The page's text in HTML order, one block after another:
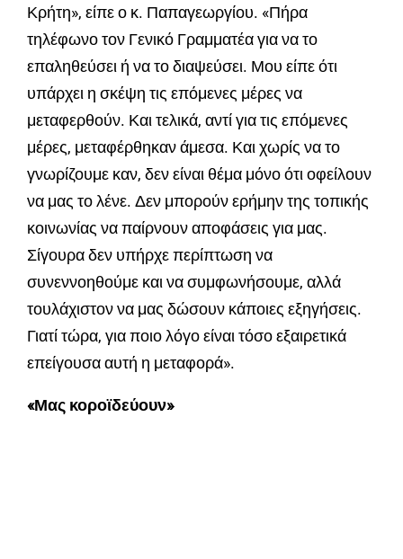
Κρήτη», είπε ο κ. Παπαγεωργίου. «Πήρα
τηλέφωνο τον Γενικό Γραμματέα για να το
επαληθεύσει ή να το διαψεύσει. Μου είπε ότι
υπάρχει η σκέψη τις επόμενες μέρες να
μεταφερθούν. Και τελικά, αντί για τις επόμενες
μέρες, μεταφέρθηκαν άμεσα. Και χωρίς να το
γνωρίζουμε καν, δεν είναι θέμα μόνο ότι οφείλουν
να μας το λένε. Δεν μπορούν ερήμην της τοπικής
κοινωνίας να παίρνουν αποφάσεις για μας.
Σίγουρα δεν υπήρχε περίπτωση να
συνεννοηθούμε και να συμφωνήσουμε, αλλά
τουλάχιστον να μας δώσουν κάποιες εξηγήσεις.
Γιατί τώρα, για ποιο λόγο είναι τόσο εξαιρετικά
επείγουσα αυτή η μεταφορά».
«Μας κοροϊδεύουν»